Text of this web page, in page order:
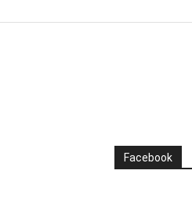
Facebook